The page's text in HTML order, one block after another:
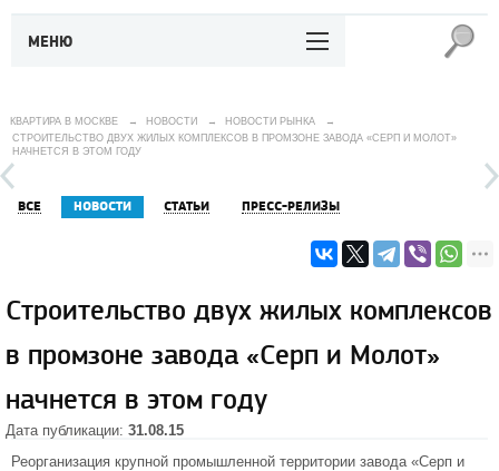
МЕНЮ
КВАРТИРА В МОСКВЕ → НОВОСТИ → НОВОСТИ РЫНКА
→
СТРОИТЕЛЬСТВО ДВУХ ЖИЛЫХ КОМПЛЕКСОВ В ПРОМЗОНЕ ЗАВОДА «СЕРП И МОЛОТ»
НАЧНЕТСЯ В ЭТОМ ГОДУ
ВСЕ НОВОСТИ СТАТЬИ ПРЕСС-РЕЛИЗЫ
Строительство двух жилых комплексов
в промзоне завода «Серп и Молот»
начнется в этом году
Дата публикации: 31.08.15
Реорганизация крупной промышленной территории завода «Серп и